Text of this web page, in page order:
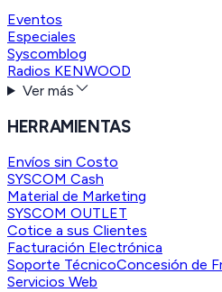
Eventos
Especiales
Syscomblog
Radios KENWOOD
Ver más
HERRAMIENTAS
Envíos sin Costo
SYSCOM Cash
Material de Marketing
SYSCOM OUTLET
Cotice a sus Clientes
Facturación Electrónica
Soporte TécnicoConcesión de
Servicios Web